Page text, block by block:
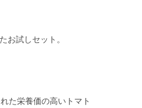
お試しセット。
た栄養価の高いトマト